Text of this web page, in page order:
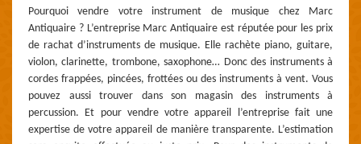
Pourquoi vendre votre instrument de musique chez Marc
Antiquaire ? L’entreprise Marc Antiquaire est réputée pour les prix
de rachat d’instruments de musique. Elle rachète piano, guitare,
violon, clarinette, trombone, saxophone… Donc des instruments à
cordes frappées, pincées, frottées ou des instruments à vent. Vous
pouvez aussi trouver dans son magasin des instruments à
percussion. Et pour vendre votre appareil l’entreprise fait une
expertise de votre appareil de manière transparente. L’estimation